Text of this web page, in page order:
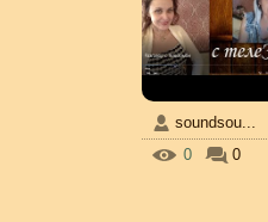
soundsou...
0
0